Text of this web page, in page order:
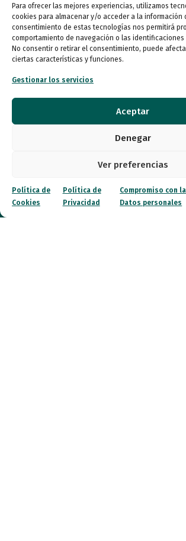
Para ofrecer las mejores experiencias, utilizamos
cookies para almacenar y/o acceder a la información
consentimiento de estas tecnologías nos permitirá
comportamiento de navegación o las
No consentir o retirar el consentimiento, puede
ciertas características y funciones.
Gestionar los servicios
Aceptar
Denegar
Ver preferencias
Política de
Cookies
Política de
Privacidad
Compromiso con
Datos personales
Atención al Público
Lunes a miércoles
09:00 a 16:00
Jueves (online)
09:00 a 16:00
09:00 a 14:00
Entidades